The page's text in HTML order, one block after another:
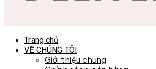
Trang chủ
VỀ CHÚNG TÔI
Giới thiệu chung